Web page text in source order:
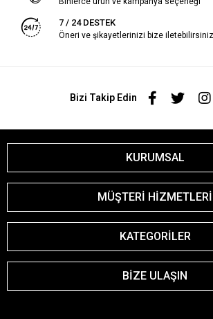
7 / 24 DESTEK
Öneri ve şikayetlerinizi bize
Bizi Takip Edin
KURUMSAL
MÜŞTERİ HİZMETLERİ
KATEGORİLER
BİZE ULAŞIN